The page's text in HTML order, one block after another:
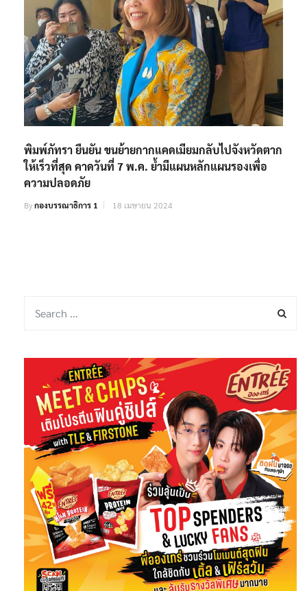
พิมพ์ภัทรา ยืนยัน ขนย้ายกากแคดเมียมกลับไปจังหวัดตาก
ให้เร็วที่สุด คาดวันที่ 7 พ.ค. ย้ำมีแผนหลักแผนรองเพื่อ
ความปลอดภัย
Byกองบรรณาธิการ 1 18 เมษายน 2024